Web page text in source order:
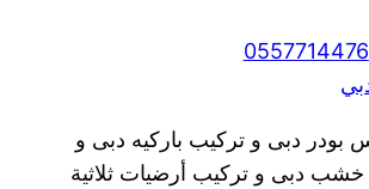
بودر دبى و تركيب باركيه دبى و
دبى و تركيب أرضيات ثلاثية